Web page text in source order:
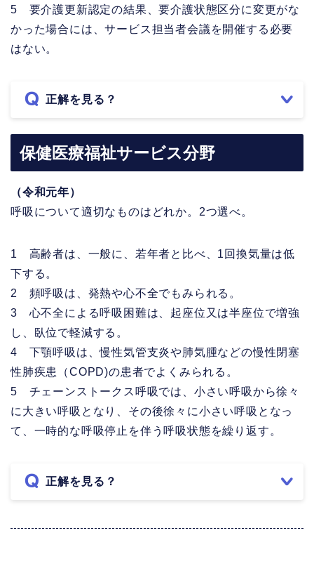
5 要介護更新認定の結果、要介護状態区分に変更がな
かった場合には、サービス担当者会議を開催する必要
はない。
正解を見る？
保健医療福祉サービス分野
（令和元年）
呼吸について適切なものはどれか。2つ選べ。
1 高齢者は、一般に、若年者と比べ、1回換気量は低
下する。
2 頻呼吸は、発熱や心不全でもみられる。
3 心不全による呼吸困難は、起座位又は半座位で増強
し、臥位で軽減する。
4 下顎呼吸は、慢性気管支炎や肺気腫などの慢性閉塞
性肺疾患（COPD)の患者でよくみられる。
5 チェーンストークス呼吸では、小さい呼吸から徐々
に大きい呼吸となり、その後徐々に小さい呼吸となっ
て、一時的な呼吸停止を伴う呼吸状態を繰り返す。
正解を見る？